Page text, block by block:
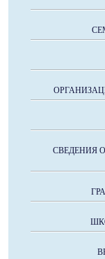
СВЕДЕНИЯ